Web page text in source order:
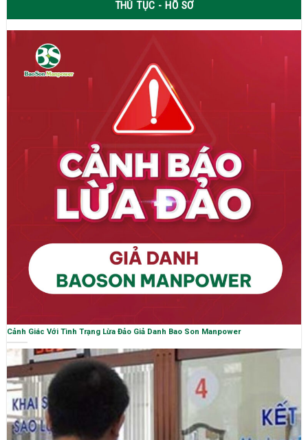
THỦ TỤC - HỒ SƠ
Cảnh Giác Với Tình Trạng Lừa Đảo Giả Danh Bao Son Manpower